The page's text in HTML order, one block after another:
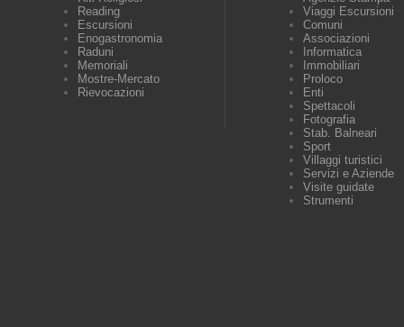
Reading
Escursioni
Enogastronomia
Raduni
Memoriali
Mostre-Mercato
Rievocazioni
Viaggi Escursioni
Comuni
Associazioni
Informatica
Immobiliari
Proloco
Enti
Spettacoli
Fotografia
Stab. Balneari
Sport
Villaggi turistici
Servizi e Aziende
Visite guidate
Strumenti